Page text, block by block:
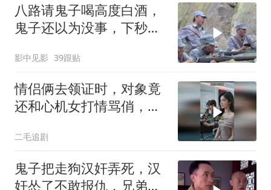
八路请鬼子喝高度白酒，
鬼子还以为没事，下秒可
影中见影 39跟贴
情侣俩去领证时，对象竟
还和心机女打情骂俏，女
二毛追剧
鬼子把走狗汉奸弄死，汉
奸怂了不敢报仇，兄弟一